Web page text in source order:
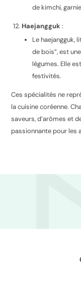
de kimchi,
Haejangguk :
Le haejangguk,
de bois”, est
légumes. Elle
festivités.
Ces spécialités ne
la cuisine coréenne.
saveurs, d’arômes et
passionnante pour les